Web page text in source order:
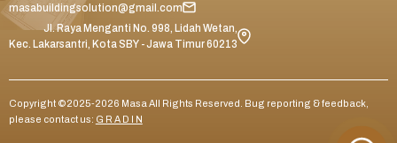
masabuildingsolution@gmail.com
Jl. Raya Menganti No. 998, Lidah Wetan,
Kec. Lakarsantri, Kota SBY - Jawa Timur 60213
Copyright ©2025-2026 Masa All Rights Reserved. Bug reporting & feedback,
please contact us: G R A D I N